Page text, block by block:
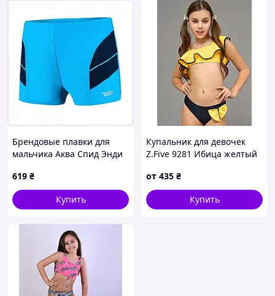
Брендовые плавки для
мальчика Аква Спид Энди
619 ₴
Купить
Купальник для девочек
Z.Five 9281 Ибица желтый
размеры
от 435 ₴
Купить